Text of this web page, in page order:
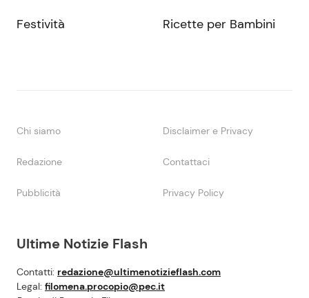
Ultime Notizie Flash
Contatti: redazione@ultimenotizieflash.com
Legal: filomena.procopio@pec.it
Festività Ricette per Bambini
Chi siamo Disclaimer e Privacy
Redazione Contattaci
Pubblicità Privacy Policy